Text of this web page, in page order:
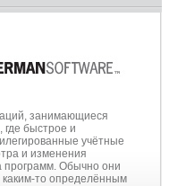
занимающиеся
быстрое и
учётные
и изменения
программ. Обычно они
то определённым